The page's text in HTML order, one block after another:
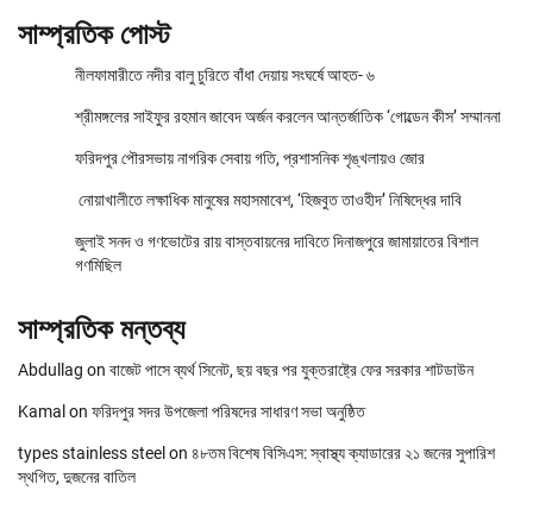
সাম্প্রতিক পোস্ট
নীলফামারীতে নদীর বালু চুরিতে বাঁধা দেয়ায় সংঘর্ষে আহত- ৬
শ্রীমঙ্গলের সাইফুর রহমান জাবেদ অর্জন করলেন আন্তর্জাতিক ‘গোল্ডেন কীস’ সম্মাননা
ফরিদপুর পৌরসভায় নাগরিক সেবায় গতি, প্রশাসনিক শৃঙ্খলায়ও জোর
নোয়াখালীতে লক্ষাধিক মানুষের মহাসমাবেশ, ‘হিজবুত তাওহীদ’ নিষিদ্ধের দাবি
জুলাই সনদ ও গণভোটের রায় বাস্তবায়নের দাবিতে দিনাজপুরে জামায়াতের বিশাল
গণমিছিল
সাম্প্রতিক মন্তব্য
Abdullag on বাজেট পাসে ব্যর্থ সিনেট, ছয় বছর পর যুক্তরাষ্ট্রে ফের সরকার শাটডাউন
Kamal on ফরিদপুর সদর উপজেলা পরিষদের সাধারণ সভা অনুষ্ঠিত
types stainless steel on ৪৮তম বিশেষ বিসিএস: স্বাস্থ্য ক্যাডারের ২১ জনের সুপারিশ
স্থগিত, দুজনের বাতিল